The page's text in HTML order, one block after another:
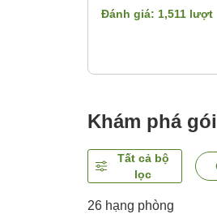
Đánh giá: 1,511 lượt
Khám phá
Tất cả bộ
lọc
26 hạng phòng